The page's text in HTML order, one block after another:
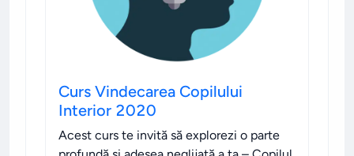
Curs Vindecarea Copilului
Interior 2020
Acest curs te invită să explorezi o parte